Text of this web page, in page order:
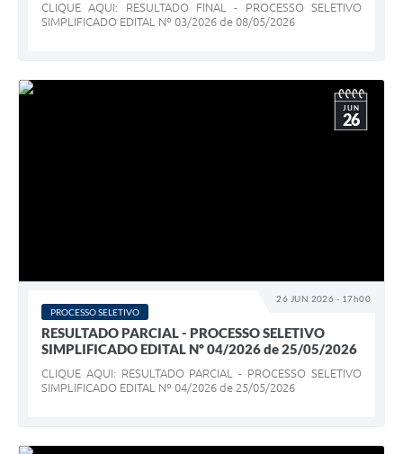
CLIQUE AQUI: RESULTADO FINAL - PROCESSO SELETIVO
SIMPLIFICADO EDITAL Nº 03/2026 de 08/05/2026
26 JUN 2026 - 17h00
JUN
26
PROCESSO SELETIVO
RESULTADO PARCIAL - PROCESSO SELETIVO
SIMPLIFICADO EDITAL Nº 04/2026 de 25/05/2026
CLIQUE AQUI: RESULTADO PARCIAL - PROCESSO SELETIVO
SIMPLIFICADO EDITAL Nº 04/2026 de 25/05/2026